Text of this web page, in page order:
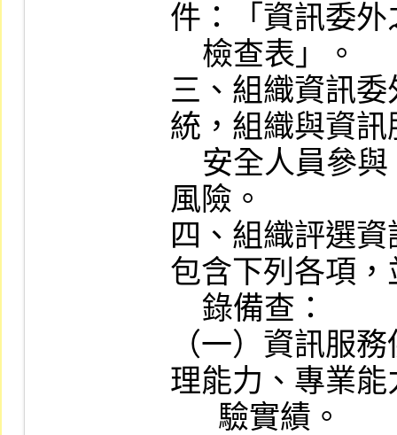
件：「資訊委
三、組織資訊
統，組織與資
風險。
四、組織評選
包含下列各項
（一）資訊服
理能力、專業